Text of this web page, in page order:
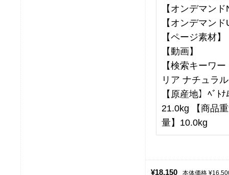
【オンデマン
【オンデマン
【ページ素材】
【動画】
【検索キーワ
リア ナチュラル
【原産地】ﾍﾞ
21.0kg 【商品
量】10.0kg
¥18,150 本体価格